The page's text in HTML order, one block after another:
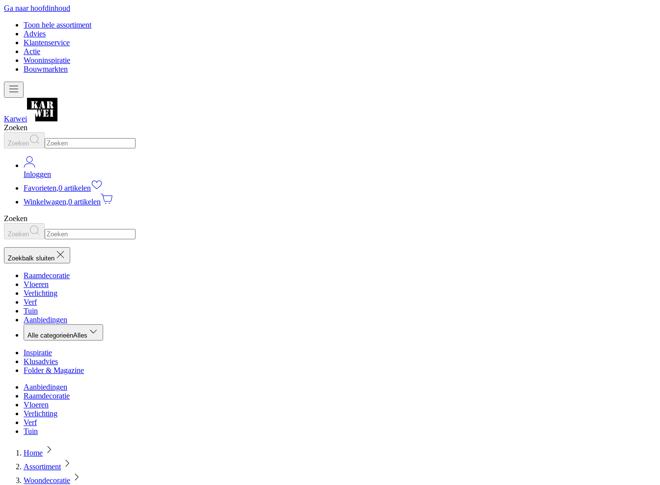
Ga naar hoofdinhoud
Toon hele assortiment
Advies
Klantenservice
Actie
Wooninspiratie
Bouwmarkten
Karwei
Zoeken
Zoeken
Inloggen
Favorieten,0 artikelen
Winkelwagen,0 artikelen
Zoeken
Zoeken
Zoekbalk sluiten
Raamdecoratie
Vloeren
Verlichting
Verf
Tuin
Aanbiedingen
Alle categorieënAlles
Inspiratie
Klusadvies
Folder & Magazine
Aanbiedingen
Raamdecoratie
Vloeren
Verlichting
Verf
Tuin
Home
Assortiment
Woondecoratie